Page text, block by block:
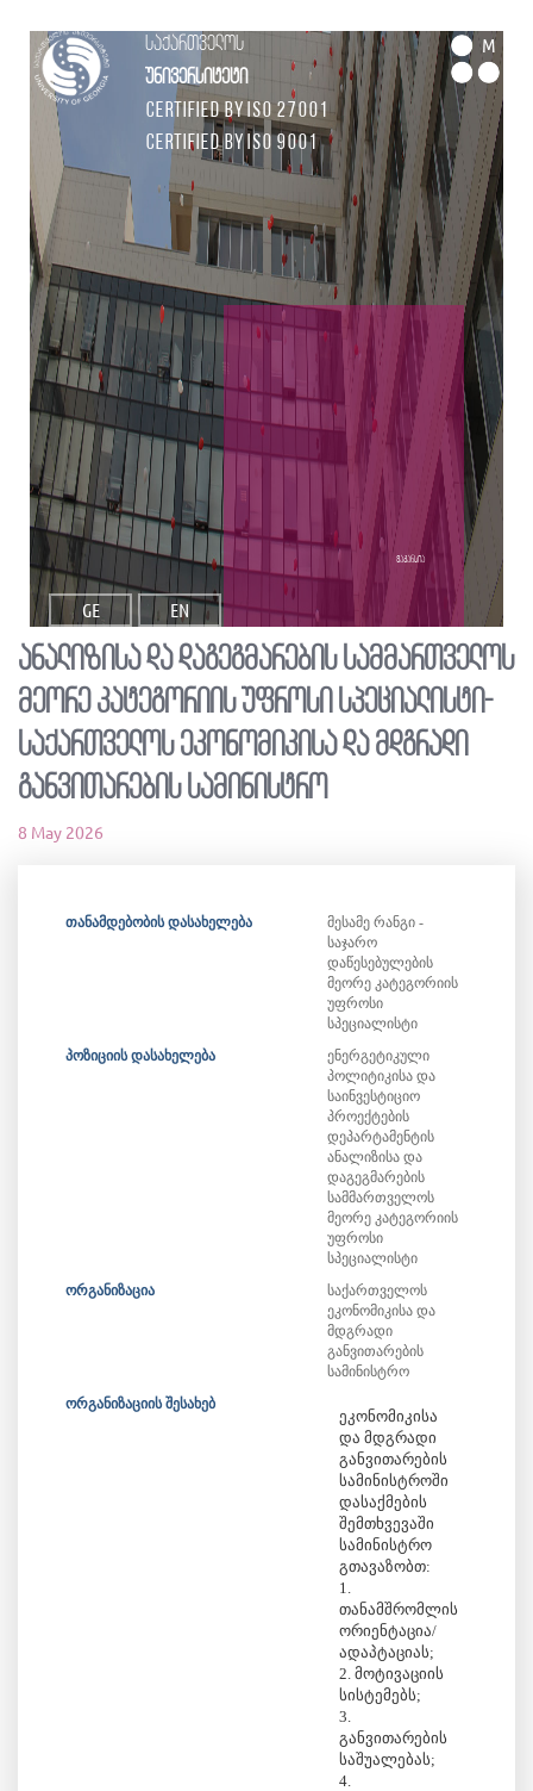
საქართველოს
უნივერსიტეტი
Certified by ISO 27001
Certified by ISO 9001
M
GE EN
ვაკანსია
ანალიზისა და დაგეგმარების სამმართველოს
მეორე კატეგორიის უფროსი სპეციალისტი-
საქართველოს ეკონომიკისა და მდგრადი
განვითარების სამინისტრო
8 May 2026
თანამდებობის დასახელება
მესამე რანგი -
საჯარო
დაწესებულების
მეორე კატეგორიის
უფროსი
სპეციალისტი
პოზიციის დასახელება
ენერგეტიკული
პოლიტიკისა და
საინვესტიციო
პროექტების
დეპარტამენტის
ანალიზისა და
დაგეგმარების
სამმართველოს
მეორე კატეგორიის
უფროსი
სპეციალისტი
ორგანიზაცია
საქართველოს
ეკონომიკისა და
მდგრადი
განვითარების
სამინისტრო
ორგანიზაციის შესახებ
ეკონომიკისა
და მდგრადი
განვითარების
სამინისტროში
დასაქმების
შემთხვევაში
სამინისტრო
გთავაზობთ:
1.
თანამშრომლის
ორიენტაცია/
ადაპტაციას;
2. მოტივაციის
სისტემებს;
3.
განვითარების
საშუალებას;
4.